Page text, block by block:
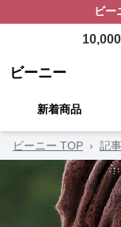
ビー
10,000
ビーニー
新着商品
ビーニー TOP › 記